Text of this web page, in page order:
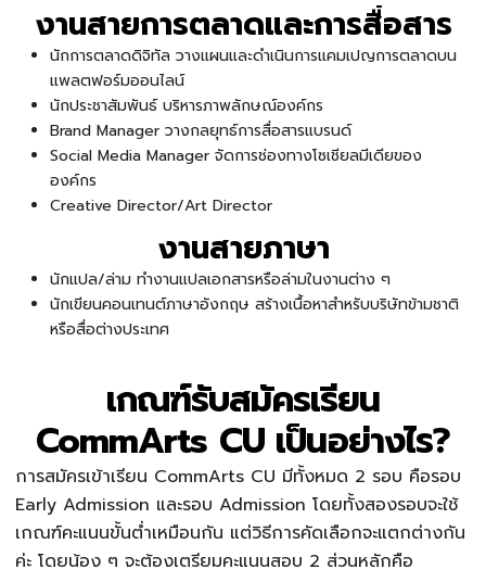
งานสายการตลาดและการสื่อสาร
นักการตลาดดิจิทัล วางแผนและดำเนินการแคมเปญการตลาดบน
แพลตฟอร์มออนไลน์
นักประชาสัมพันธ์ บริหารภาพลักษณ์องค์กร
Brand Manager วางกลยุทธ์การสื่อสารแบรนด์
Social Media Manager จัดการช่องทางโซเชียลมีเดียของ
องค์กร
Creative Director/Art Director
งานสายภาษา
นักแปล/ล่าม ทำงานแปลเอกสารหรือล่ามในงานต่าง ๆ
นักเขียนคอนเทนต์ภาษาอังกฤษ สร้างเนื้อหาสำหรับบริษัทข้ามชาติ
หรือสื่อต่างประเทศ
เกณฑ์รับสมัครเรียน
CommArts CU เป็นอย่างไร?
การสมัครเข้าเรียน CommArts CU มีทั้งหมด 2 รอบ คือรอบ
Early Admission และรอบ Admission โดยทั้งสองรอบจะใช้
เกณฑ์คะแนนขั้นต่ำเหมือนกัน แต่วิธีการคัดเลือกจะแตกต่างกัน
ค่ะ โดยน้อง ๆ จะต้องเตรียมคะแนนสอบ 2 ส่วนหลักคือ